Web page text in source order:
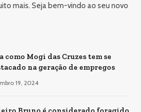
mais. Seja bem-vindo ao seu novo
como Mogi das Cruzes tem se
na geração de empregos
19, 2024